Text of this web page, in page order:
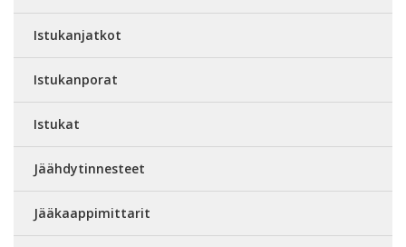
Istukanjatkot
Istukanporat
Istukat
Jäähdytinnesteet
Jääkaappimittarit